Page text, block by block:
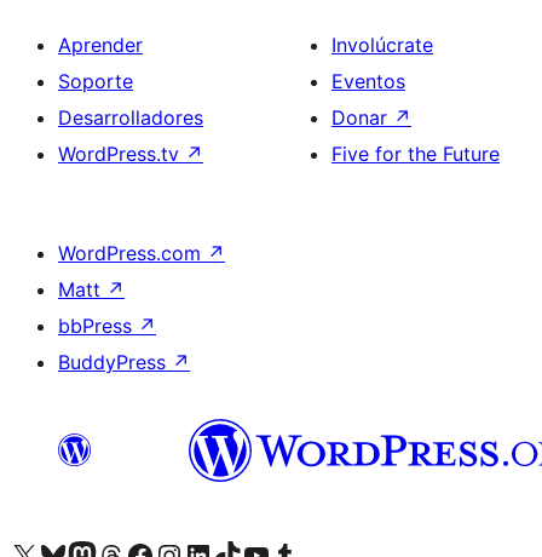
Aprender
Soporte
Desarrolladores
WordPress.tv ↗
Involúcrate
Eventos
Donar ↗
Five for the Future
WordPress.com ↗
Matt ↗
bbPress ↗
BuddyPress ↗